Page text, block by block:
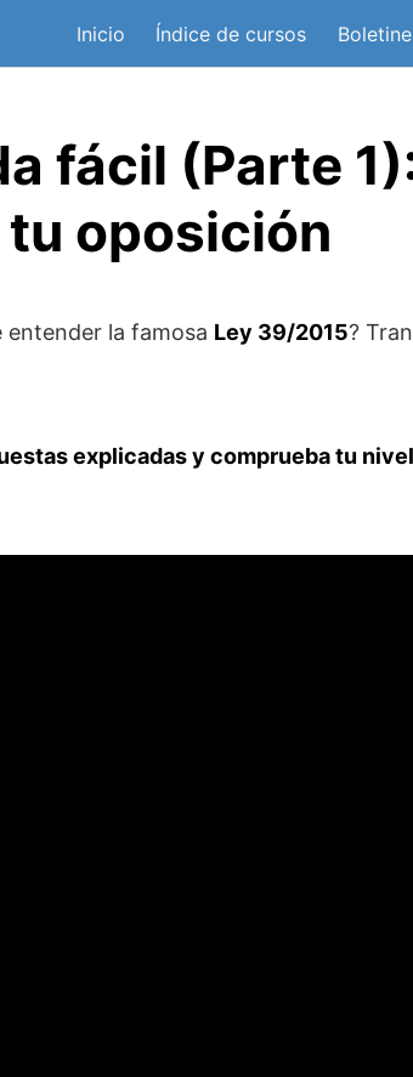
Inicio Índice de cursos
fácil (Parte
oposición
entender la famosa Ley 39/2015?
explicadas y comprueba tu